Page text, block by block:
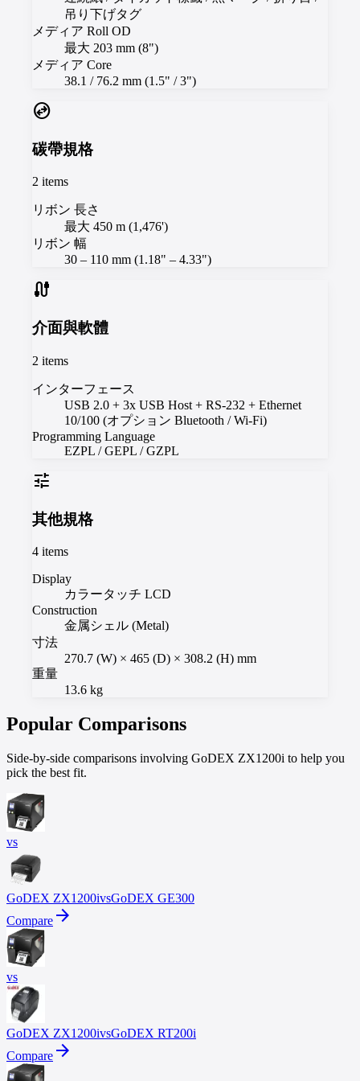
吊り下げタグ
メディア Roll OD
最大 203 mm (8")
メディア Core
38.1 / 76.2 mm (1.5" / 3")
swap_horizontal_circle
碳帶規格
2 items
リボン 長さ
最大 450 m (1,476')
リボン 幅
30 – 110 mm (1.18" – 4.33")
cable
介面與軟體
2 items
インターフェース
USB 2.0 + 3x USB Host + RS-232 + Ethernet
10/100 (オプション Bluetooth / Wi-Fi)
Programming Language
EZPL / GEPL / GZPL
tune
其他規格
4 items
Display
カラータッチ LCD
Construction
金属シェル (Metal)
寸法
270.7 (W) × 465 (D) × 308.2 (H) mm
重量
13.6 kg
Popular Comparisons
Side-by-side comparisons involving GoDEX ZX1200i to help you
pick the best fit.
vs
GoDEX ZX1200ivsGoDEX GE300
Compare arrow_forward
vs
GoDEX ZX1200ivsGoDEX RT200i
Compare arrow_forward